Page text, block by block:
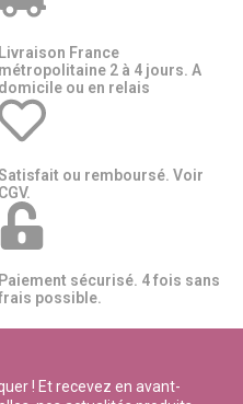
Livraison France
métropolitaine 2 à 4 jours. A
domicile ou en relais​​
ou remboursé. Voir
CGV.
Paiement sécurisé. 4 fois sans
possible.
! Et recevez en avant-